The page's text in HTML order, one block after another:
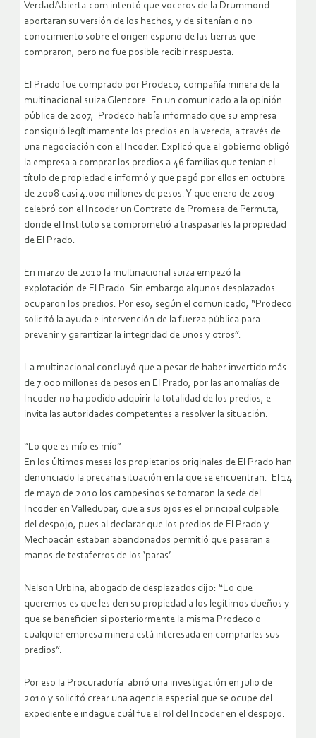
VerdadAbierta.com intentó que voceros de la Drummond
aportaran su versión de los hechos, y de si tenían o no
conocimiento sobre el origen espurio de las tierras que
compraron, pero no fue posible recibir respuesta.
El Prado fue comprado por Prodeco, compañía minera de la
multinacional suiza Glencore. En un comunicado a la opinión
pública de 2007, Prodeco había informado que su empresa
consiguió legítimamente los predios en la vereda, a través de
una negociación con el Incoder. Explicó que el gobierno obligó
la empresa a comprar los predios a 46 familias que tenían el
título de propiedad e informó y que pagó por ellos en octubre
de 2008 casi 4.000 millones de pesos. Y que enero de 2009
celebró con el Incoder un Contrato de Promesa de Permuta,
donde el Instituto se comprometió a traspasarles la propiedad
de El Prado.
En marzo de 2010 la multinacional suiza empezó la
explotación de El Prado. Sin embargo algunos desplazados
ocuparon los predios. Por eso, según el comunicado, “Prodeco
solicitó la ayuda e intervención de la fuerza pública para
prevenir y garantizar la integridad de unos y otros”.
La multinacional concluyó que a pesar de haber invertido más
de 7.000 millones de pesos en El Prado, por las anomalías de
Incoder no ha podido adquirir la totalidad de los predios, e
invita las autoridades competentes a resolver la situación.
“Lo que es mío es mío”
En los últimos meses los propietarios originales de El Prado han
denunciado la precaria situación en la que se encuentran. El 14
de mayo de 2010 los campesinos se tomaron la sede del
Incoder en Valledupar, que a sus ojos es el principal culpable
del despojo, pues al declarar que los predios de El Prado y
Mechoacán estaban abandonados permitió que pasaran a
manos de testaferros de los ‘paras’.
Nelson Urbina, abogado de desplazados dijo: “Lo que
queremos es que les den su propiedad a los legítimos dueños y
que se beneficien si posteriormente la misma Prodeco o
cualquier empresa minera está interesada en comprarles sus
predios”.
Por eso la Procuraduría abrió una investigación en julio de
2010 y solicitó crear una agencia especial que se ocupe del
expediente e indague cuál fue el rol del Incoder en el despojo.